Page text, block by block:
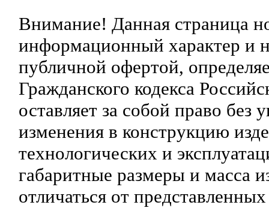
Внимание! Данная страница
информационный характер и
публичной офертой,
Гражданского кодекса
оставляет за собой право без
изменения в конструкцию
технологических и
габаритные размеры и масса
отличаться от